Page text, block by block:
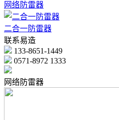
网络防雷器
二合一防雷器
联系易造
133-8651-1449
0571-8972 1333
网络防雷器